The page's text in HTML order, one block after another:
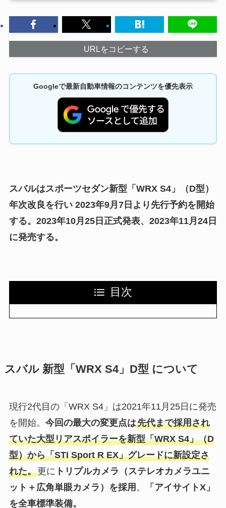
URLをコピーする
Googleで最新自動車情報のコンテンツを優先表示
スバルはスポーツセダン新型「WRX S4」（D型）
年次改良を行い 2023年9月7日より先行予約を開始
する。 2023年10月25日正式発表、 2023年11月24日
に発売する。
目次
スバル 新型「WRX S4」D型 について
現行2代目の「WRX S4」は2021年11月25日に発売
を開始。 今回の最大の変更点は先代まで採用され
ていた大型リアスポイラーを新型「WRX S4」（D
型）から「STI Sport R EX」グレードに新設定さ
れた。更に トリプルカメラ（ステレオカメラユニ
ット＋広角単眼カメラ）を採用 。
「アイサイトX」
を全車標準装備。